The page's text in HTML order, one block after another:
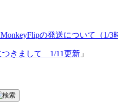
の発送について（1/3
きまして 1/11更新 」